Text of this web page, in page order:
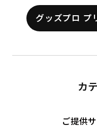
グッズプロ プ
カ
ご提供